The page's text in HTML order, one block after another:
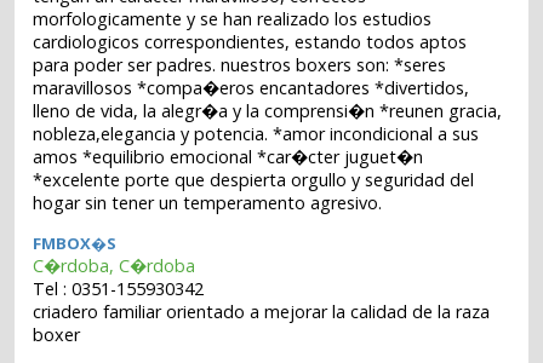
morfologicamente y se han realizado los estudios
cardiologicos correspondientes, estando todos aptos
para poder ser padres. nuestros boxers son: *seres
maravillosos *compa�eros encantadores *divertidos,
lleno de vida, la alegr�a y la comprensi�n *reunen gracia,
nobleza,elegancia y potencia. *amor incondicional a sus
amos *equilibrio emocional *car�cter juguet�n
*excelente porte que despierta orgullo y seguridad del
hogar sin tener un temperamento agresivo.
FMBOX�S
C�rdoba, C�rdoba
Tel : 0351-155930342
criadero familiar orientado a mejorar la calidad de la raza
boxer